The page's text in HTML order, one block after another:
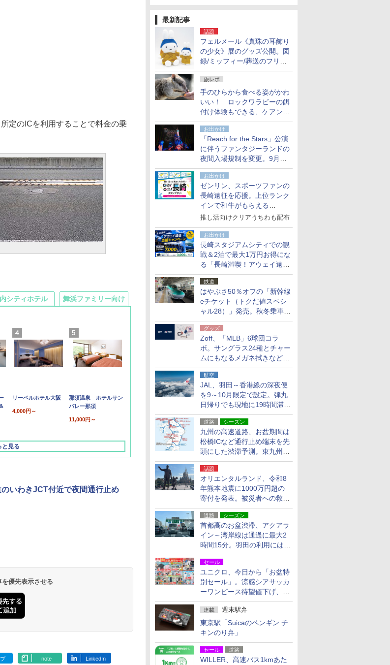
最新記事
話題
フェルメール《真珠の耳飾り
の少女》展のグッズ公開。図
録/ミッフィー/葬送のフリー
レンほか、注目ブランドコラ
ボが実現
旅レポ
手のひらから食べる姿がかわ
いい！ ロックワラビーの餌
付け体験もできる、ケアンズ
でアサートン高原の日本語ガ
イド付きツアーに参加してみ
た
お出かけ
「Reach for the Stars」公演
に伴うファンタジーランドの
夜間入場規制を変更。9月か
ら18時50分～20時ごろに
お出かけ
ゼンリン、スポーツファンの
長崎遠征を応援。上位ランク
インで和牛がもらえる
「GO！GO！長崎スタンプラ
推し活向けクリアうちわも配布
お出かけ
長崎スタジアムシティでの観
戦＆2泊で最大1万円お得にな
る「長崎満喫！アウェイ遠征
応援キャンペーン」
鉄道
はやぶさ50％オフの「新幹線
eチケット（トクだ値スペシ
ャル28）」発売。秋冬乗車
分、えきねっと限定
グッズ
Zoff、「MLB」6球団コラ
ボ。サングラス24種とチャー
ムにもなるメガネ拭きなど雑
貨24種
航空
JAL、羽田～香港線の深夜便
を9～10月限定で設定。弾丸
日帰りでも現地に19時間滞在
できる
道路 シーズン
九州の高速道路、お盆期間は
松橋ICなど通行止め端末を先
頭にした渋滞予測。東九州道
への迂回は料金調整を実施
話題
オリエンタルランド、令和8
年熊本地震に1000万円超の
寄付を発表。被災者への救援
活動・復旧支援
道路 シーズン
首都高のお盆渋滞、アクアラ
イン～湾岸線は通過に最大2
時間15分。羽田の利用には
「空港西出口」の利用検討を
セール
ユニクロ、今日から「お盆特
別セール」。涼感シアサッカ
ーワンピース待望値下げ、撥
水ギアショーツは1990円に
連載 週末駅弁
東京駅「Suicaのペンギン チ
キンのり弁」
セール 道路
WILLER、高速バス1kmあた
定のICを利用することで料金の乗
リーベルホテル大阪
4,000円～
那須温泉 ホテルサン
バレー那須
11,000円～
と見る
シティホテル 舞浜ファミリー向け
いわきJCT付近で夜間通行止め
優先表示させる
note LinkedIn